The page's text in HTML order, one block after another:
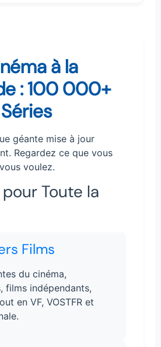
à la
: 100 000+
géante mise à jour
Regardez ce que vous
voulez.
Toute la
Films
du cinéma,
films indépendants,
en VF, VOSTFR et